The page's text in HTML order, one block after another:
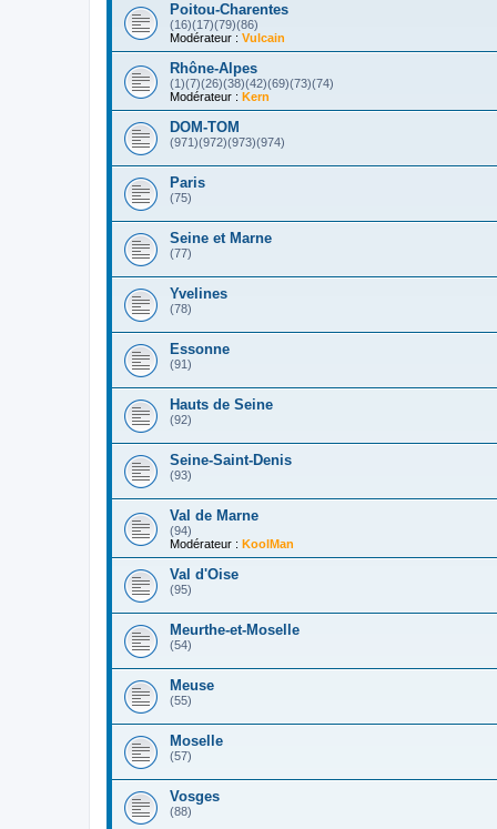
Poitou-Charentes
(16)(17)(79)(86)
Modérateur : Vulcain
Rhône-Alpes
(1)(7)(26)(38)(42)(69)(73)(74)
Modérateur : Kern
DOM-TOM
(971)(972)(973)(974)
Paris
(75)
Seine et Marne
(77)
Yvelines
(78)
Essonne
(91)
Hauts de Seine
(92)
Seine-Saint-Denis
(93)
Val de Marne
(94)
Modérateur : KoolMan
Val d'Oise
(95)
Meurthe-et-Moselle
(54)
Meuse
(55)
Moselle
(57)
Vosges
(88)